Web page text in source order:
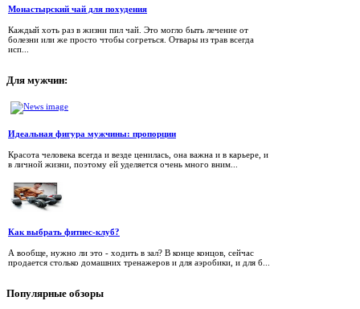
Монастырский чай для похудения
Каждый хоть раз в жизни пил чай. Это могло быть лечение от
болезни или же просто чтобы согреться. Отвары из трав всегда
исп...
Для мужчин:
Идеальная фигура мужчины: пропорции
Красота человека всегда и везде ценилась, она важна и в карьере, и
в личной жизни, поэтому ей уделяется очень много вним...
Как выбрать фитнес-клуб?
А вообще, нужно ли это - ходить в зал? В конце концов, сейчас
продается столько домашних тренажеров и для аэробики, и для б...
Популярные обзоры